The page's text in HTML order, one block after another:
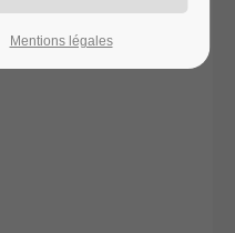
Mentions légales